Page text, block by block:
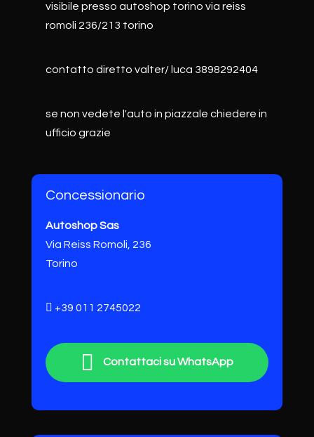
visibile presso autoshop torino via reiss
romoli 236/213 torino
contatto diretto valter/ luca 3898292404
se non vedete l'auto in piazzale chiedere in
ufficio grazie
Concessionario
Autoshop Sas
Via Reiss Romoli, 236
Torino
+39 011 2745022
Contattaci su WhatsApp